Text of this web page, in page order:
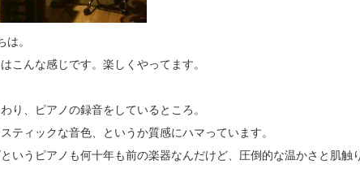
。
こんな感じです。楽しくやってます。
り、ピアノの録音をしているところ。
ティックな音色、というか質感にハマっています。
いうピアノも何十年も前の楽器なんだけど、圧倒的な温かさと肌触